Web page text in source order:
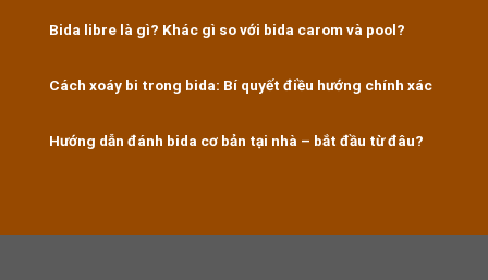
Bida libre là gì? Khác gì so với bida carom và pool?
Cách xoáy bi trong bida: Bí quyết điều hướng chính xác
Hướng dẫn đánh bida cơ bản tại nhà – bắt đầu từ đâu?